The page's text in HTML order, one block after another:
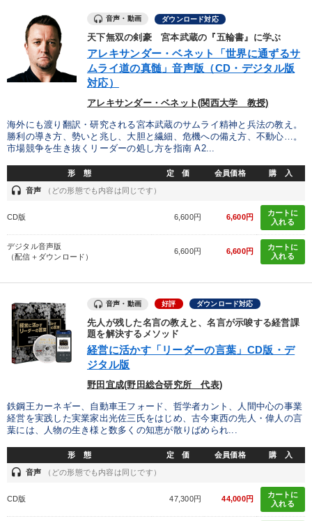
音声・動画 ダウンロード対応
天下無双の剣豪 宮本武蔵の『五輪書』に学ぶ
アレキサンダー・ベネット「世界に通ずるサ
ムライ道の真髄」音声版（CD・デジタル版
対応）
アレキサンダー・ベネット(関西大学 教授)
海外にも渡り翻訳・研究される宮本武蔵のサムライ精神と兵法の教え。
勝利の導き方、勢いと兆し、大胆と繊細、危機への備え方、不動心…。
市場競争を生き抜くリーダーの処し方を指南 A2...
形 態 定 価 会員価格 購 入
headset 音声 （どの形態でも内容は同じです）
CD版 6,600円 6,600円
カートに
入れる
デジタル音声版
（配信＋ダウンロード）
6,600円 6,600円
カートに
入れる
音声・動画 好評 ダウンロード対応
先人が残した名言の教えと、名言が示唆する経営課
題を解決するメソッド
経営に活かす「リーダーの言葉」CD版・デ
ジタル版
野田宜成(野田総合研究所 代表)
鉄鋼王カーネギー、自動車王フォード、哲学者カント、人間中心の事業
経営を実践した実業家出光佐三氏をはじめ、古今東西の先人・偉人の言
葉には、人物の生き様と数多くの知恵が散りばめられ...
形 態 定 価 会員価格 購 入
headset 音声 （どの形態でも内容は同じです）
CD版 47,300円 44,000円
カートに
入れる